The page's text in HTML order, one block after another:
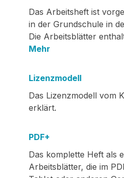
Das Arbeitsheft ist
in der Grundschule in
Die Arbeitsblätter
Mehr
Lizenzmodell
Das Lizenzmodell vom
erklärt.
PDF+
Das komplette Heft als
Arbeitsblätter, die im